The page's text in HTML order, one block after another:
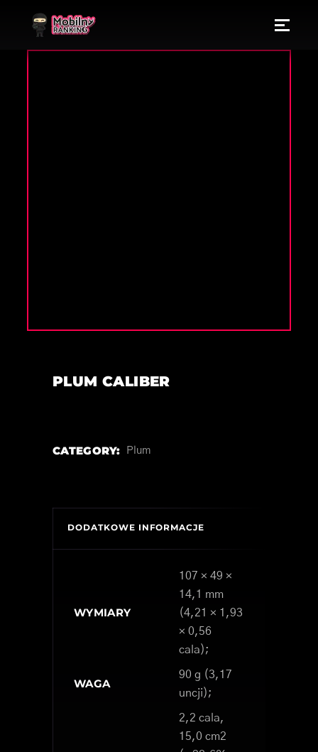
PLUM CALIBER
CATEGORY: Plum
DODATKOWE INFORMACJE
WYMIARY
107 × 49 ×
14,1 mm
(4,21 × 1,93
× 0,56
cala);
WAGA
90 g (3,17
uncji);
2,2 cala,
15,0 cm2